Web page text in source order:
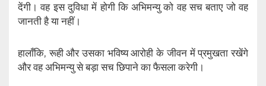
देंगी। वह इस दुविधा में होगी कि अभिमन्यु को वह सच बताए जो वह
जानती है या नहीं।
हालाँकि, रूही और उसका भविष्य आरोही के जीवन में प्रमुखता रखेंगे
और वह अभिमन्यु से बड़ा सच छिपाने का फैसला करेगी।